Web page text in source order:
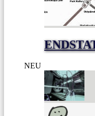
NEU